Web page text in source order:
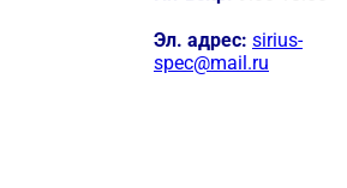
Эл. адрес: sirius-
spec@mail.ru